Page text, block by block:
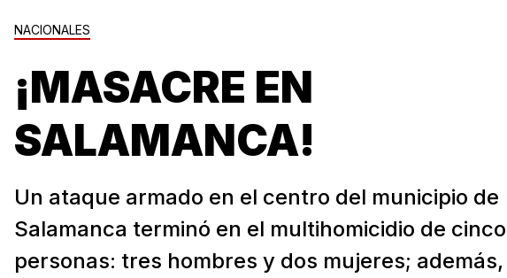
NACIONALES
¡MASACRE EN
SALAMANCA!
Un ataque armado en el centro del municipio de
Salamanca terminó en el multihomicidio de cinco
personas: tres hombres y dos mujeres; además,